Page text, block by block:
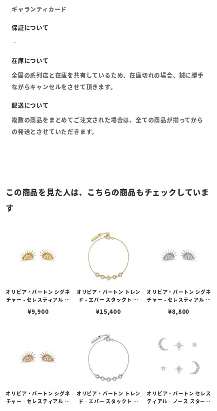
ギャランティカード
全国の系列店と在庫を共有しているため、在庫切れの場合、誠に勝手
ながらキャンセルをさせて頂きます。
複数の商品をまとめてご注文された場合は、全ての商品が揃ってから
の発送とさせていただきます。
この商品を見た人は、こちらの商品もチェックしていま
す
オリビア・バートン シグネ
チャー - セレスティアル サ
ピアス
¥9,900
オリビア・バートン トレン
ド - エバー スタックト ク
レット
¥15,400
オリビア・バートン シグネ
チャー - セレスティアル サ
¥8,800
オリビア・バートン シグネ
チャー - セレスティアル サ
オリビア・バートン トレン
ド - エバー スタックト ク
オリビア・バートン セレス
ティアル - ノース スター &